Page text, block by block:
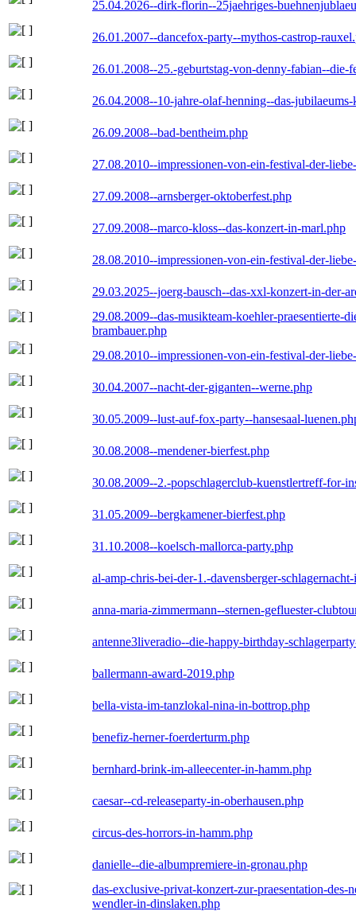
25.04.2026--dirk-florin--25jaehriges-
26.01.2007--dancefox-party--mythos-castrop-
26.01.2008--25.-geburtstag-von-denny-fabian--die-
26.04.2008--10-jahre-olaf-henning--das-
26.09.2008--bad-bentheim.php
27.08.2010--impressionen-von-ein-festival-der-
27.09.2008--arnsberger-oktoberfest.php
27.09.2008--marco-kloss--das-konzert-in-marl.php
28.08.2010--impressionen-von-ein-festival-der-
29.03.2025--joerg-bausch--das-xxl-konzert-in-der-
29.08.2009--das-musikteam-koehler-praesentierte-
brambauer.php
29.08.2010--impressionen-von-ein-festival-der-
30.04.2007--nacht-der-giganten--werne.php
30.05.2009--lust-auf-fox-party--hansesaal-
30.08.2008--mendener-bierfest.php
30.08.2009--2.-popschlagerclub-kuenstlertreff-for-
31.05.2009--bergkamener-bierfest.php
31.10.2008--koelsch-mallorca-party.php
al-amp-chris-bei-der-1.-davensberger-
anna-maria-zimmermann--sternen-gefluester-
antenne3liveradio--die-happy-birthday-
ballermann-award-2019.php
bella-vista-im-tanzlokal-nina-in-bottrop.php
benefiz-herner-foerderturm.php
bernhard-brink-im-alleecenter-in-hamm.php
caesar--cd-releaseparty-in-oberhausen.php
circus-des-horrors-in-hamm.php
danielle--die-albumpremiere-in-gronau.php
das-exclusive-privat-konzert-zur-praesentation-
wendler-in-dinslaken.php